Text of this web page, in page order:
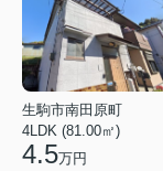
生駒市南田原町
4LDK (81.00㎡)
4.5万円